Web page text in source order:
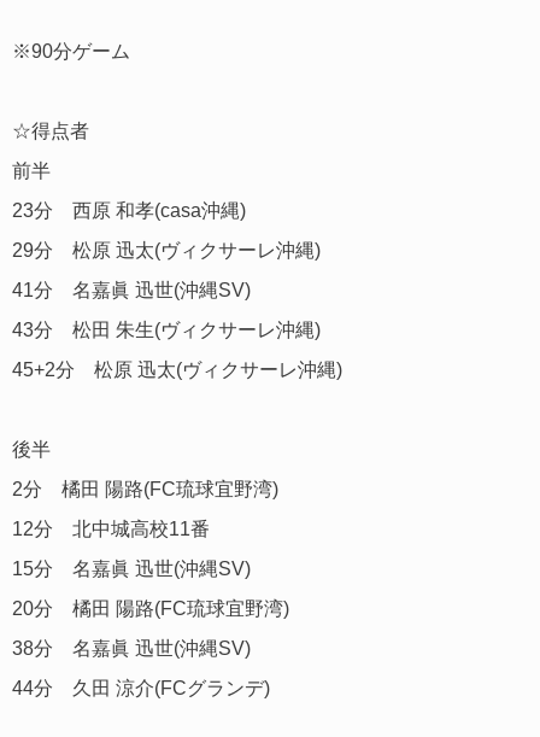
※90分ゲーム
☆得点者
前半
23分 西原 和孝(casa沖縄)
29分 松原 迅太(ヴィクサーレ沖縄)
41分 名嘉眞 迅世(沖縄SV)
43分 松田 朱生(ヴィクサーレ沖縄)
45+2分 松原 迅太(ヴィクサーレ沖縄)
後半
2分 橘田 陽路(FC琉球宜野湾)
12分 北中城高校11番
15分 名嘉眞 迅世(沖縄SV)
20分 橘田 陽路(FC琉球宜野湾)
38分 名嘉眞 迅世(沖縄SV)
44分 久田 涼介(FCグランデ)